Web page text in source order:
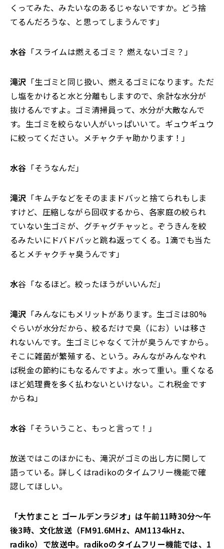
くってみた、みたいなのあるじゃないですか。どう捨
てるんだろうな、と思ってしまうんです」
水谷 「スライムは燃えるゴミ？ 燃えないゴミ？」
滝沢 「生ゴミと同じ扱い、燃えるゴミになります。ただ
し塩をかけると水と分離もしますので、余計な水分が
抜けるんですよ。ゴミ清掃員って、水分が大敵なんで
す。生ゴミを絞らない人がいっぱいいて。ギュウギュウ
に絞ってください。メチャクチャ助かります！」
水谷 「そうなんだ」
滝沢 「キムチなどをそのままドバッと捨てられもしま
すけど、圧縮しながら回収するから、各家庭の絞られ
ていない生ゴミが、グチャグチャッと。ぞうきんを絞
るみたいにドバドバッと跳ね返ってくる。1滴でも当た
るとメチャクチャ臭うんです」
水谷「なるほど。絞ったほうがいいんだ」
滝沢 「みんなにもメリットがあります。生ゴミは80%
ぐらいが水分だから、絞るだけで臭（にお）いは移さ
れないんです。生ゴミじゃなくて汁が臭うんですから。
そこに雑菌が繁殖する、という。みんながみんなやれ
ば税金の節約にもなるんですよ。水って重い。重くなる
ほど処理費を多く払わないといけない。これ税金です
からね」
水谷 「そういうこと、もっと言って！」
放送ではこのほかにも、滝沢がゴミの出し方に関して
語っている。詳しくはradikoのタイムフリー機能で確
認してほしい。
「大竹まこと ゴールデンラジオ」は午前11時30分～午
後3時、文化放送（FM91.6MHz、AM1134kHz、
radiko）で放送中。radikoのタイムフリー機能では、1